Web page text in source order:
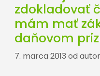
zdokladovať
mám mať
daňovom
7. marca 2013 od